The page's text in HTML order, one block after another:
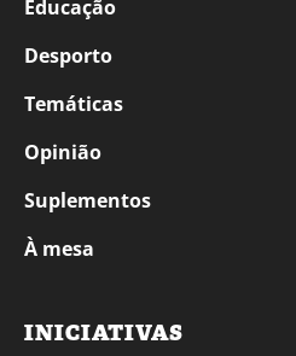
Educação
Desporto
Temáticas
Opinião
Suplementos
À mesa
INICIATIVAS